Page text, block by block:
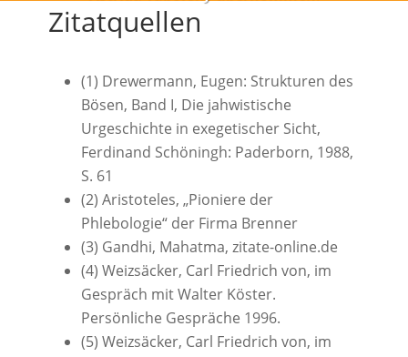
Zitatquellen
(1) Drewermann, Eugen: Strukturen des
Bösen, Band I, Die jahwistische
Urgeschichte in exegetischer Sicht,
Ferdinand Schöningh: Paderborn, 1988,
S. 61
(2) Aristoteles, „Pioniere der
Phlebologie“ der Firma Brenner
(3) Gandhi, Mahatma, zitate-online.de
(4) Weizsäcker, Carl Friedrich von, im
Gespräch mit Walter Köster.
Persönliche Gespräche 1996.
(5) Weizsäcker, Carl Friedrich von, im